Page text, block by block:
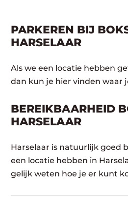
PARKEREN BIJ
HARSELAAR
Als we een locatie hebben
dan kun je hier vinden waar
BEREIKBAARHEID
HARSELAAR
Harselaar is natuurlijk goed
een locatie hebben in
gelijk weten hoe je er kunt